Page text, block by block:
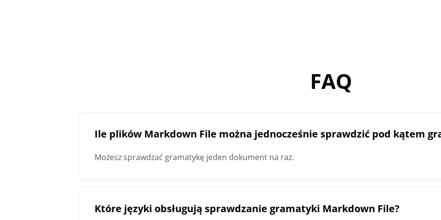
FAQ
Ile plików Markdown File można jednocześnie sprawdzić pod kątem
Możesz sprawdzać gramatykę jeden dokument na raz.
Które języki obsługują sprawdzanie gramatyki Markdown File?